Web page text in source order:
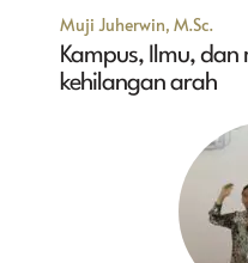
Muji Juherwin, M.Sc.
Kampus, Ilmu,
kehilangan arah